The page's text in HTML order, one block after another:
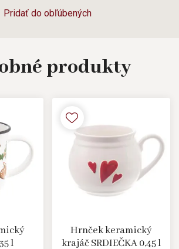
Pridať do obľúbených
produkty
l
Hrnček keramický
krajáč SRDIEČKA 0,45 l